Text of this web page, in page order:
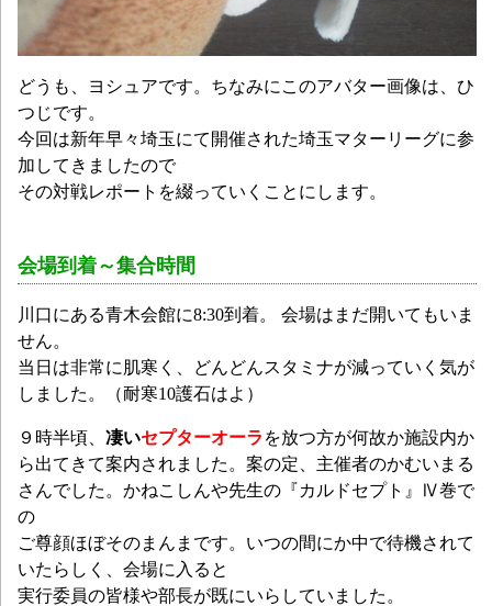
どうも、ヨシュアです。ちなみにこのアバター画像は、ひ
つじです。
今回は新年早々埼玉にて開催された埼玉マターリーグに参
加してきましたので
その対戦レポートを綴っていくことにします。
会場到着～集合時間
川口にある青木会館に8:30到着。 会場はまだ開いてもいま
せん。
当日は非常に肌寒く、どんどんスタミナが減っていく気が
しました。（耐寒10護石はよ）
９時半頃、 凄いセプターオーラ を放つ方が何故か施設内か
ら出てきて案内されました。案の定、主催者のかむいまる
さんでした。かねこしんや先生の『カルドセプト』Ⅳ巻で
の
ご尊顔ほぼそのまんまです。いつの間にか中で待機されて
いたらしく、会場に入ると
実行委員の皆様や部長が既にいらしていました。